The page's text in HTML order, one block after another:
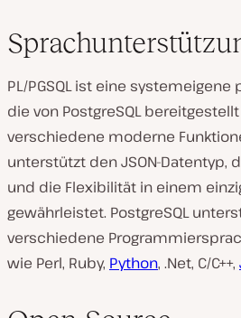
PL/PGSQL ist eine
die von PostgreSQL
verschiedene moderne
unterstützt den JSON-Datentyp,
und die Flexibilität in einem
gewährleistet. PostgreSQL
verschiedene
wie Perl, Ruby, Python, .Net, C/C++,